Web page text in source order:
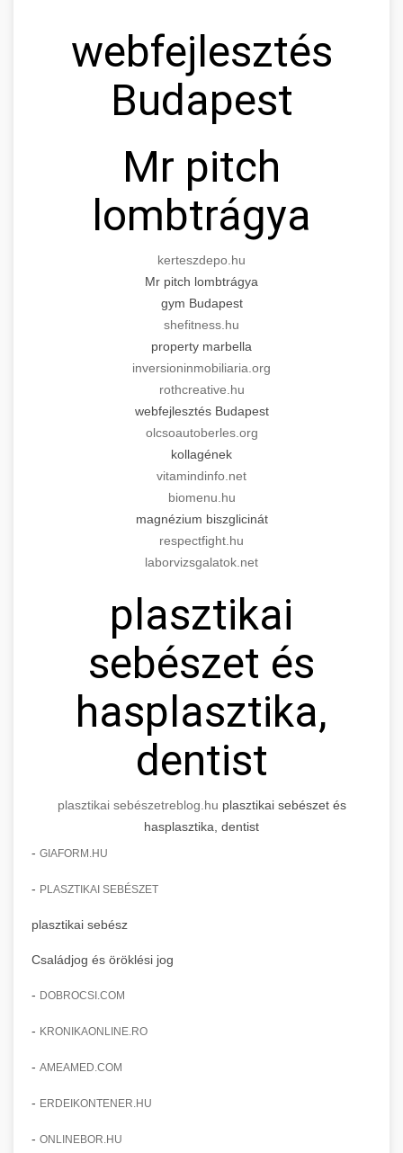
webfejlesztés
Budapest
Mr pitch
lombtrágya
kerteszdepo.hu
Mr pitch lombtrágya
gym Budapest
shefitness.hu
property marbella
inversioninmobiliaria.org
rothcreative.hu
webfejlesztés Budapest
olcsoautoberles.org
kollagének
vitamindinfo.net
biomenu.hu
magnézium biszglicinát
respectfight.hu
laborvizsgalatok.net
plasztikai
sebészet és
hasplasztika,
dentist
plasztikai sebészetreblog.hu plasztikai sebészet és
hasplasztika, dentist
- GIAFORM.HU
- PLASZTIKAI SEBÉSZET
plasztikai sebész
Családjog és öröklési jog
- DOBROCSI.COM
- KRONIKAONLINE.RO
- AMEAMED.COM
- ERDEIKONTENER.HU
- ONLINEBOR.HU